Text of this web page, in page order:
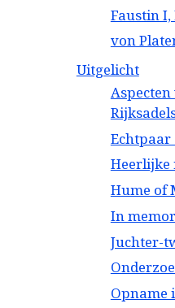
Faustin
von
Uitgelicht
Echtpaar
Heerlijke
Hume of
In
Juchter-
Opname